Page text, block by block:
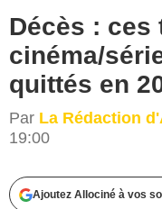
Décès : ces
cinéma/
quittés en
Par La Rédaction
19:00
Ajoutez Allociné à vos